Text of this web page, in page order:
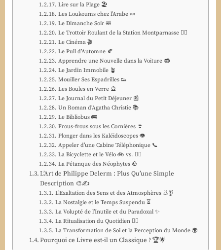
Lire sur la Plage 🏖️
Les Loukoums chez l’Arabe 🍬
Le Dimanche Soir 🛀
Le Trottoir Roulant de la Station Montparnasse 🚶‍♀️
Le Cinéma 🎬
Le Pull d’Automne 🍂
Apprendre une Nouvelle dans la Voiture 📻
Le Jardin Immobile 🪴
Mouiller Ses Espadrilles 👟
Les Boules en Verre 🔮
Le Journal du Petit Déjeuner 📰
Un Roman d’Agatha Christie 📚
Le Bibliobus 🚌
Frous-frous sous les Cornières 👙
Plonger dans les Kaléidoscopes 👁️
Appeler d’une Cabine Téléphonique 📞
La Bicyclette et le Vélo 🚲 vs. 🚴‍♂️
La Pétanque des Néophytes 🪨
L’Art de Philippe Delerm : Plus Qu’une Simple
Description 🎨✍️
L’Exaltation des Sens et des Atmosphères 👃👂
La Nostalgie et le Temps Suspendu ⏳
La Volupté de l’Inutile et du Paradoxal ✨
La Ritualisation du Quotidien 🧘‍♀️
La Transformation de Soi et la Perception du Monde 🌍
Pourquoi ce Livre est-il un Classique ? 🏆🌟